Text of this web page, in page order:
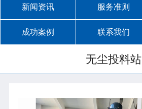
新闻资讯 服务准则
成功案例 联系我们
无尘投料站